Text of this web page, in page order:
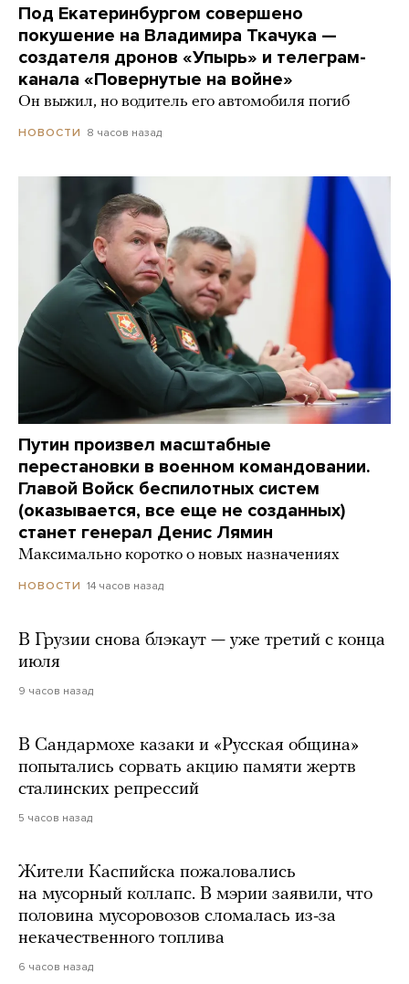
Под Екатеринбургом совершено
покушение на Владимира Ткачука —
создателя дронов «Упырь» и телеграм-
канала «Повернутые на войне»
Он выжил, но водитель его автомобиля погиб
НОВОСТИ 8 часов назад
Путин произвел масштабные
перестановки в военном командовании.
Главой Войск беспилотных систем
(оказывается, все еще не созданных)
станет генерал Денис Лямин
Максимально коротко о новых назначениях
НОВОСТИ 14 часов назад
В Грузии снова блэкаут — уже третий с конца
июля
9 часов назад
В Сандармохе казаки и «Русская община»
попытались сорвать акцию памяти жертв
сталинских репрессий
5 часов назад
Жители Каспийска пожаловались
на мусорный коллапс. В мэрии заявили, что
половина мусоровозов сломалась из-за
некачественного топлива
6 часов назад